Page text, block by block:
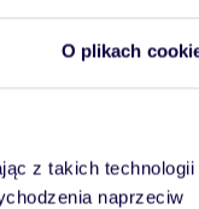
O plikach
z takich technologii
naprzeciw